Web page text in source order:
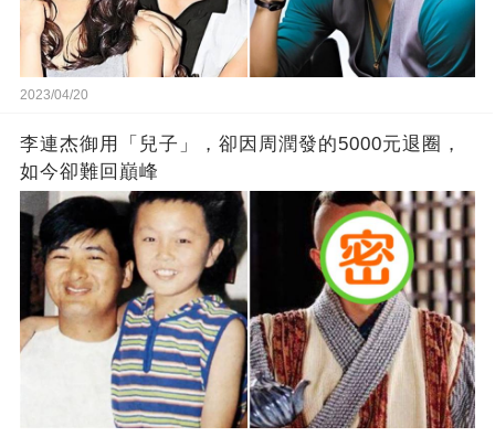
2023/04/20
李連杰御用「兒子」，卻因周潤發的5000元退圈，
如今卻難回巔峰